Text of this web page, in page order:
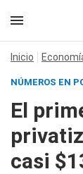
Inicio
NÚMEROS EN
El
casi